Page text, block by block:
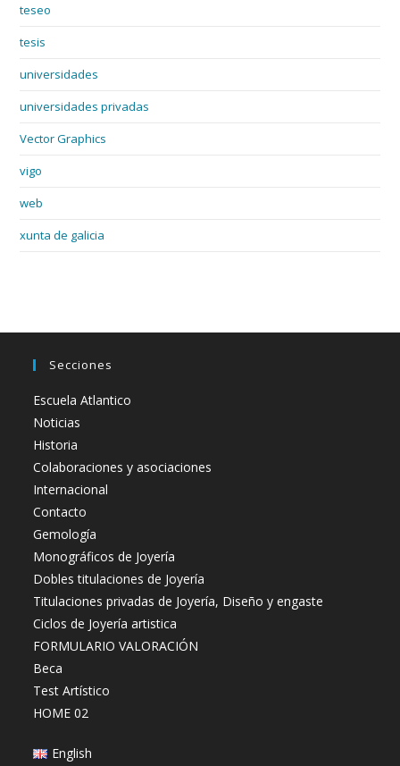
teseo
tesis
universidades
universidades privadas
Vector Graphics
vigo
web
xunta de galicia
Secciones
Escuela Atlantico
Noticias
Historia
Colaboraciones y asociaciones
Internacional
Contacto
Gemología
Monográficos de Joyería
Dobles titulaciones de Joyería
Titulaciones privadas de Joyería, Diseño y engaste
Ciclos de Joyería artistica
FORMULARIO VALORACIÓN
Beca
Test Artístico
HOME 02
English